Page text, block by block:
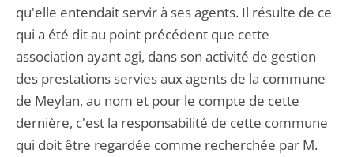
qu'elle entendait servir à ses agents. Il résulte de ce
qui a été dit au point précédent que cette
association ayant agi, dans son activité de gestion
des prestations servies aux agents de la commune
de Meylan, au nom et pour le compte de cette
dernière, c'est la responsabilité de cette commune
qui doit être regardée comme recherchée par M.